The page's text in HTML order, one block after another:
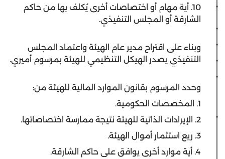
10. أية مهام أو اختصاصات أخرى يُكلف بها من حاكم
الشارقة أو المجلس التنفيذي.
وبناء على اقتراح مدير عام الهيئة واعتماد المجلس
التنفيذي يصدر الهيكل التنظيمي للهيئة بمرسوم أميري.
وحدد المرسوم بقانون الموارد المالية للهيئة من:
1. المخصصات الحكومية.
2. الإيرادات الذاتية للهيئة نتيجة ممارسة اختصاصاتها.
3. ريع استثمار أموال الهيئة.
4. أية موارد أخرى يوافق على حاكم الشارقة.